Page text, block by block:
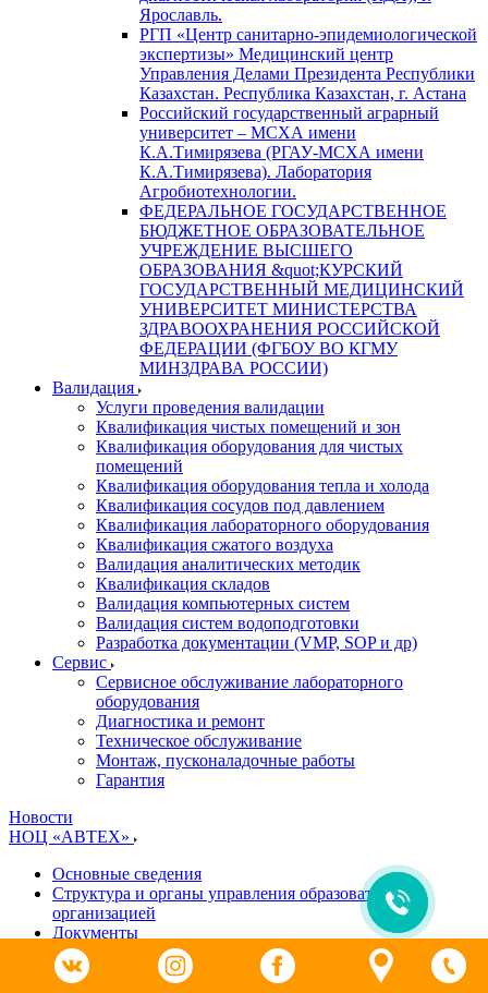
Ярославль.
РГП «Центр санитарно-эпидемиологической
экспертизы» Медицинский центр
Управления Делами Президента Республики
Казахстан. Республика Казахстан, г. Астана
Российский государственный аграрный
университет – МСХА имени
К.А.Тимирязева (РГАУ-МСХА имени
К.А.Тимирязева). Лаборатория
Агробиотехнологии.
ФЕДЕРАЛЬНОЕ ГОСУДАРСТВЕННОЕ
БЮДЖЕТНОЕ ОБРАЗОВАТЕЛЬНОЕ
УЧРЕЖДЕНИЕ ВЫСШЕГО
ОБРАЗОВАНИЯ &quot;КУРСКИЙ
ГОСУДАРСТВЕННЫЙ МЕДИЦИНСКИЙ
УНИВЕРСИТЕТ МИНИСТЕРСТВА
ЗДРАВООХРАНЕНИЯ РОССИЙСКОЙ
ФЕДЕРАЦИИ (ФГБОУ ВО КГМУ
МИНЗДРАВА РОССИИ)
Валидация
Услуги проведения валидации
Квалификация чистых помещений и зон
Квалификация оборудования для чистых
помещений
Квалификация оборудования тепла и холода
Квалификация сосудов под давлением
Квалификация лабораторного оборудования
Квалификация сжатого воздуха
Валидация аналитических методик
Квалификация складов
Валидация компьютерных систем
Валидация систем водоподготовки
Разработка документации (VMP, SOP и др)
Cервис
Сервисное обслуживание лабораторного
оборудования
Диагностика и ремонт
Техническое обслуживание
Монтаж, пусконаладочные работы
Гарантия
Новости
НОЦ «АВТЕХ»
Основные сведения
Структура и органы управления образовательной
организацией
Документы
Образование
Руководство. Педагогический (научно-педагогический)